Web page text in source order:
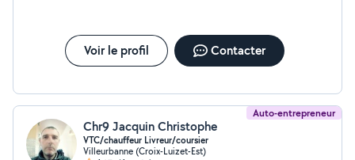
Voir le profil Contacter
Auto-entrepreneur
Chr9 Jacquin Christophe
VTC/chauffeur Livreur/coursier
Villeurbanne (Croix-Luizet-Est)